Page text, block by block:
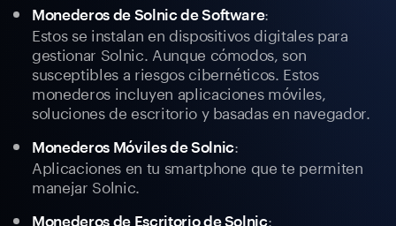
Monederos de Solnic de Software:
Estos se instalan en dispositivos digitales para
gestionar Solnic. Aunque cómodos, son
susceptibles a riesgos cibernéticos. Estos
monederos incluyen aplicaciones móviles,
soluciones de escritorio y basadas en navegador.
Monederos Móviles de Solnic:
Aplicaciones en tu smartphone que te permiten
manejar Solnic.
Monederos de Escritorio de Solnic: